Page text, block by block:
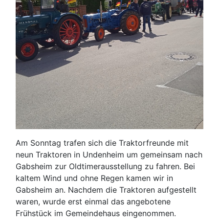
Am Sonntag trafen sich die Traktorfreunde mit
neun Traktoren in Undenheim um gemeinsam nach
Gabsheim zur Oldtimerausstellung zu fahren. Bei
kaltem Wind und ohne Regen kamen wir in
Gabsheim an. Nachdem die Traktoren aufgestellt
waren, wurde erst einmal das angebotene
Frühstück im Gemeindehaus eingenommen.